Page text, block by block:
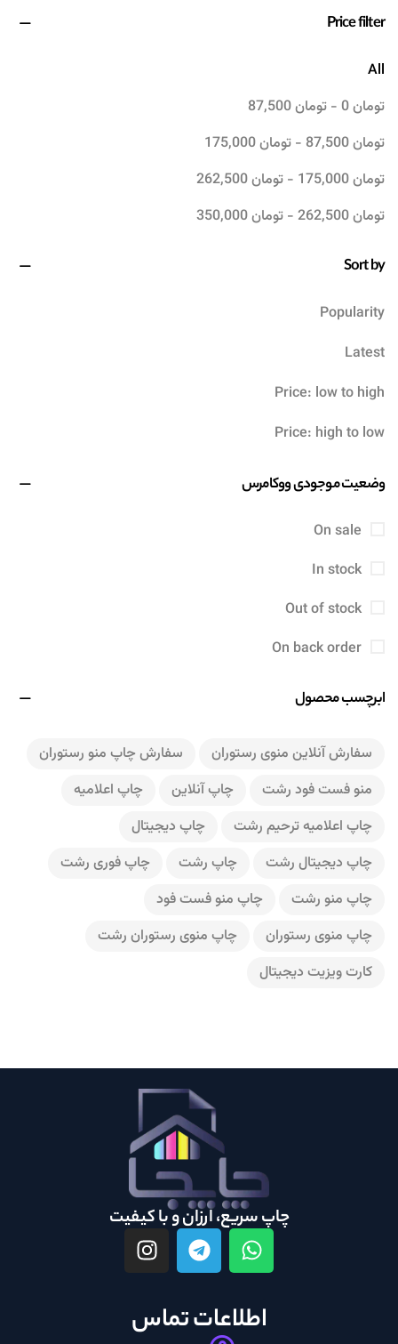
Price filter
All
تومان
- تومان
تومان
- تومان
تومان
- تومان
تومان
- تومان
Sort by
Popularity
Latest
Price: low to high
Price: high to low
وضعیت موجودی ووکامرس
ابرچسب محصول
سفارش آنلاین منوی رستوران
سفارش چاپ منو رستوران
منو فست فود رشت
چاپ آنلاین
چاپ اعلامیه
چاپ اعلامیه ترحیم رشت
چاپ دیجیتال
چاپ دیجیتال رشت
چاپ رشت
چاپ فوری رشت
چاپ منو رشت
چاپ منو فست فود
چاپ منوی رستوران
چاپ منوی رستوران رشت
کارت ویزیت دیجیتال
چاپ سریع، ارزان و با کیفیت
اطلاعات تماس